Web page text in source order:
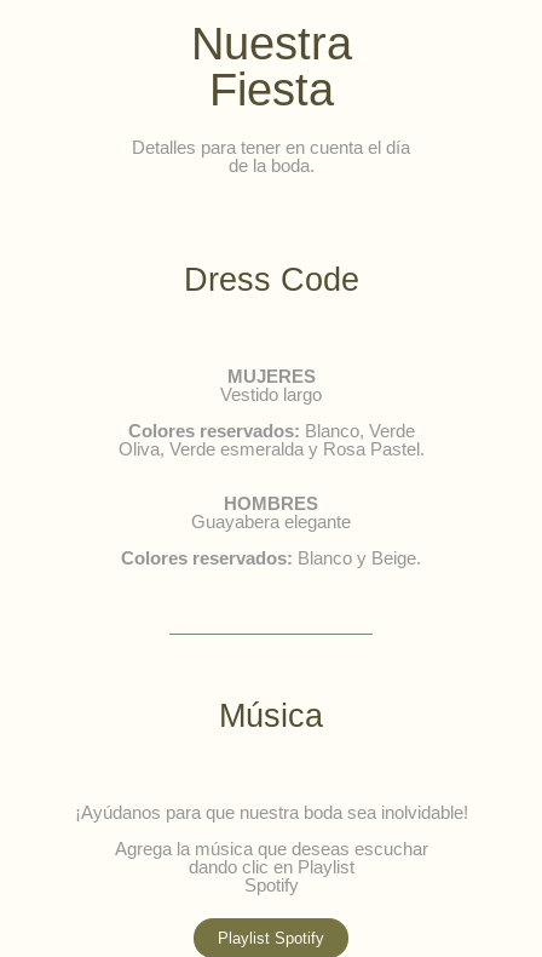
Nuestra
Fiesta
Detalles para tener en cuenta el día
de la boda.
Dress Code
MUJERES
Vestido largo
Colores reservados: Blanco, Verde
Oliva, Verde esmeralda y Rosa Pastel.
HOMBRES
Guayabera elegante
Colores reservados: Blanco y Beige.
Música
¡Ayúdanos para que nuestra boda sea inolvidable!
Agrega la música que deseas escuchar
dando clic en Playlist
Spotify
Playlist Spotify